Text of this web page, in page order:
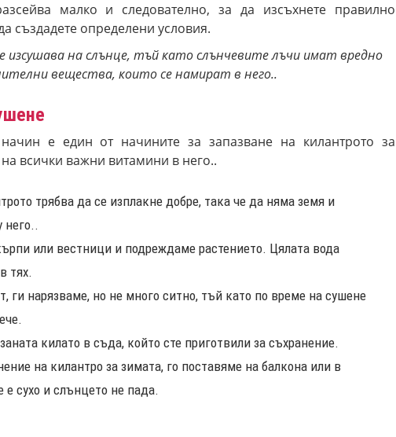
малко и следователно, за да изсъхнете правилно
създадете определени условия.
изсушава на слънце, тъй като слънчевите лъчи имат вредно
вещества, които се намират в него..
е един от начините за запазване на килантрото за
всички важни витамини в него..
трябва да се изплакне добре, така че да няма земя и
него..
или вестници и подреждаме растението. Цялата вода
тях.
ги нарязваме, но не много ситно, тъй като по време на сушене
килато в съда, който сте приготвили за съхранение.
на килантро за зимата, го поставяме на балкона или в
е сухо и слънцето не пада.